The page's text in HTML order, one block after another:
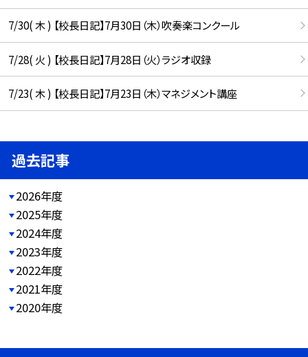
7/30( 木 ) 【校長日記】7月30日（木）吹奏楽コンクール
7/28( 火 ) 【校長日記】7月28日（火）ラジオ収録
7/23( 木 ) 【校長日記】7月23日（木）マネジメント講座
過去記事
2026年度
2025年度
2024年度
2023年度
2022年度
2021年度
2020年度